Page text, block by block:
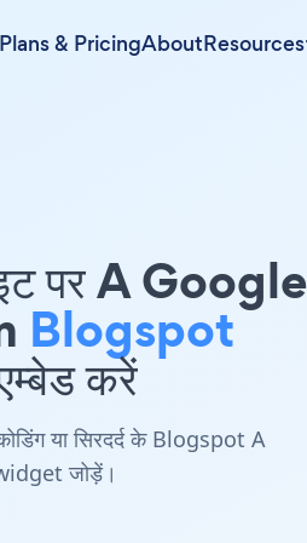
Plans & PricingAboutResources
पर A Google
Blogspot
करें
या सिरदर्द के Blogspot A
जोड़ें।